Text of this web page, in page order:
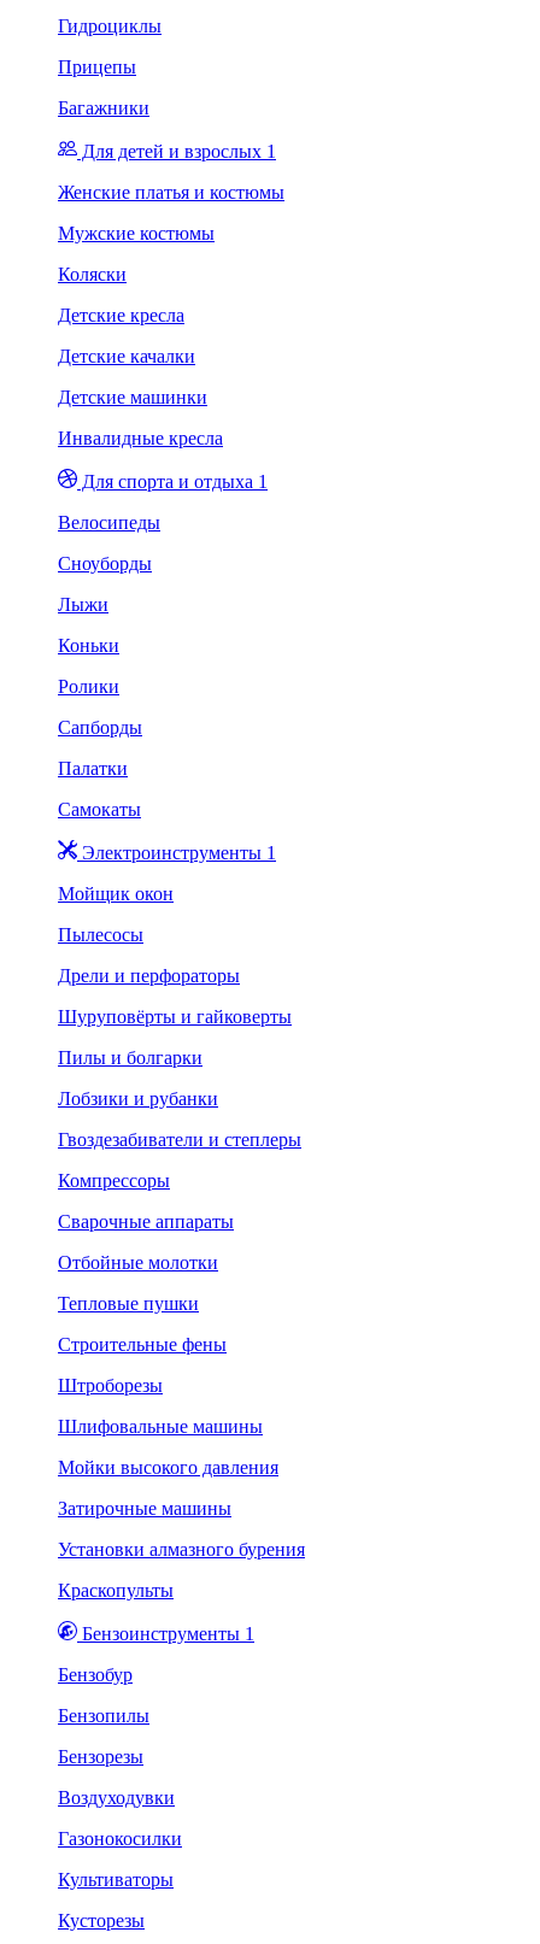
Гидроциклы
Прицепы
Багажники
Для детей и взрослых 1
Женские платья и костюмы
Мужские костюмы
Коляски
Детские кресла
Детские качалки
Детские машинки
Инвалидные кресла
Для спорта и отдыха 1
Велосипеды
Сноуборды
Лыжи
Коньки
Ролики
Сапборды
Палатки
Самокаты
Электроинструменты 1
Мойщик окон
Пылесосы
Дрели и перфораторы
Шуруповёрты и гайковерты
Пилы и болгарки
Лобзики и рубанки
Гвоздезабиватели и степлеры
Компрессоры
Сварочные аппараты
Отбойные молотки
Тепловые пушки
Строительные фены
Штроборезы
Шлифовальные машины
Мойки высокого давления
Затирочные машины
Установки алмазного бурения
Краскопульты
Бензоинструменты 1
Бензобур
Бензопилы
Бензорезы
Воздуходувки
Газонокосилки
Культиваторы
Кусторезы